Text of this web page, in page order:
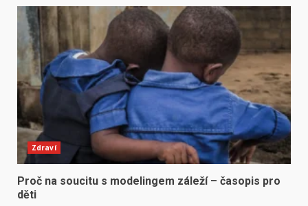
Zdraví
Proč na soucitu s modelingem záleží – časopis pro
děti